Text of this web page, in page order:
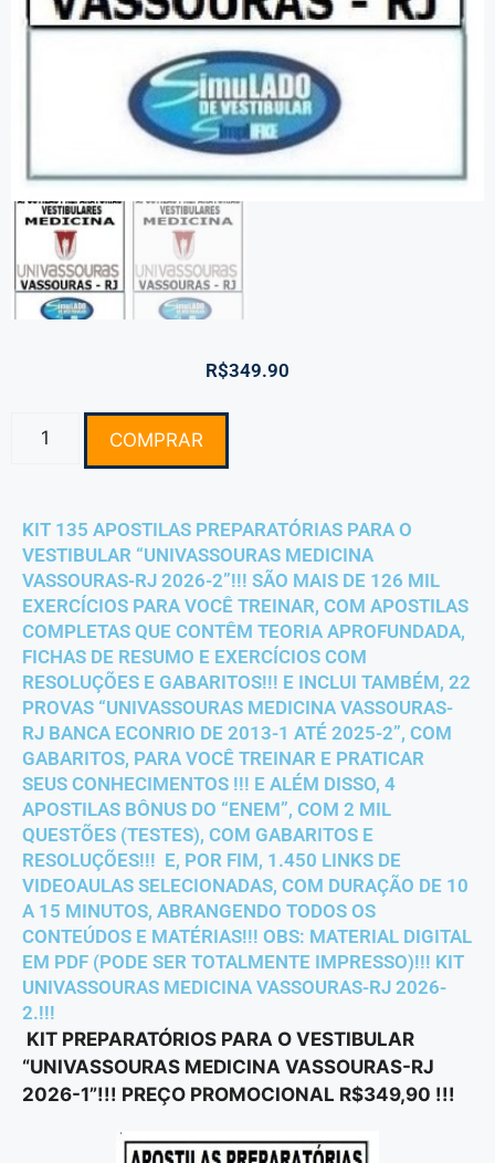
R$349.90
COMPRAR
KIT 135 APOSTILAS PREPARATÓRIAS PARA O
VESTIBULAR “UNIVASSOURAS MEDICINA
VASSOURAS-RJ 2026-2”!!! SÃO MAIS DE 126 MIL
EXERCÍCIOS PARA VOCÊ TREINAR, COM APOSTILAS
COMPLETAS QUE CONTÊM TEORIA APROFUNDADA,
FICHAS DE RESUMO E EXERCÍCIOS COM
RESOLUÇÕES E GABARITOS!!! E INCLUI TAMBÉM, 22
PROVAS “UNIVASSOURAS MEDICINA VASSOURAS-
RJ BANCA ECONRIO DE 2013-1 ATÉ 2025-2”, COM
GABARITOS, PARA VOCÊ TREINAR E PRATICAR
SEUS CONHECIMENTOS !!! E ALÉM DISSO, 4
APOSTILAS BÔNUS DO “ENEM”, COM 2 MIL
QUESTÕES (TESTES), COM GABARITOS E
RESOLUÇÕES!!! E, POR FIM, 1.450 LINKS DE
VIDEOAULAS SELECIONADAS, COM DURAÇÃO DE 10
A 15 MINUTOS, ABRANGENDO TODOS OS
CONTEÚDOS E MATÉRIAS!!! OBS: MATERIAL DIGITAL
EM PDF (PODE SER TOTALMENTE IMPRESSO)!!! KIT
UNIVASSOURAS MEDICINA VASSOURAS-RJ 2026-
2.!!!
KIT PREPARATÓRIOS PARA O VESTIBULAR
“UNIVASSOURAS MEDICINA VASSOURAS-RJ
2026-1”!!! PREÇO PROMOCIONAL R$349,90 !!!